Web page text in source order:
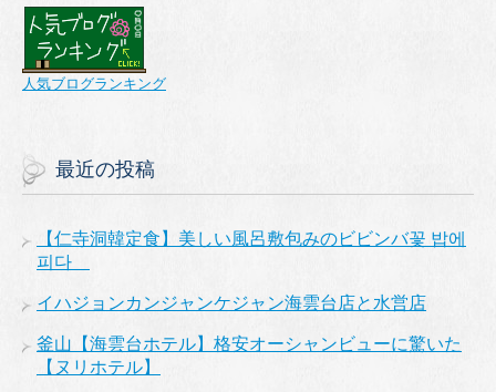
人気ブログランキング
最近の投稿
【仁寺洞韓定食】美しい風呂敷包みのビビンバ꽃 밥에
피다
イハジョンカンジャンケジャン海雲台店と水営店
釜山【海雲台ホテル】格安オーシャンビューに驚いた
【ヌリホテル】